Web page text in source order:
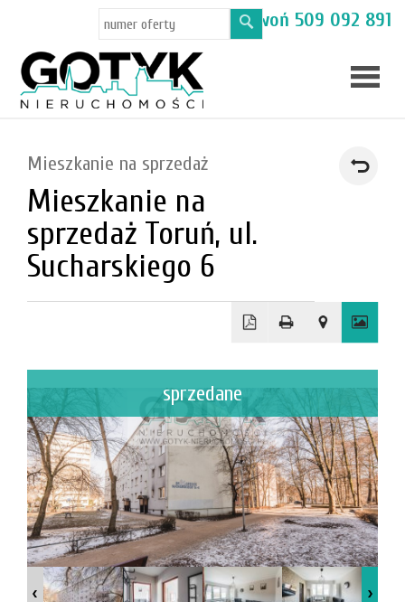
Masz pytania? Zadzwoń 509 092 891
Mieszkanie na sprzedaż
Mieszkanie na
sprzedaż Toruń, ul.
Sucharskiego 6
sprzedane